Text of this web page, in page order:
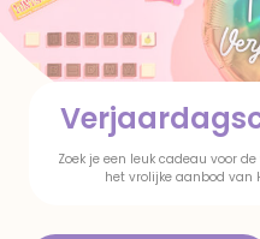
Zoek je een leuk cadeau voor
het vrolijke aanbod van